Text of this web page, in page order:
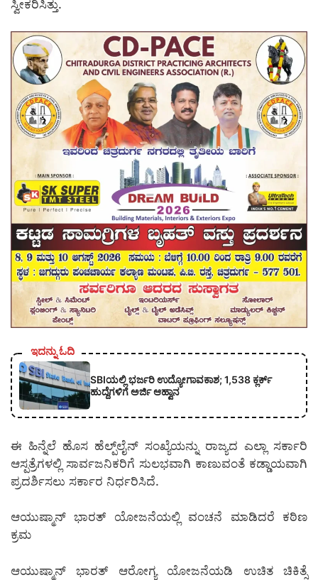
ಸ್ವೀಕರಿಸಿತ್ತು.
ಇದನ್ನು ಓದಿ
SBIಯಲ್ಲಿ ಭರ್ಜರಿ ಉದ್ಯೋಗಾವಕಾಶ; 1,538 ಕ್ಲರ್ಕ್
ಹುದ್ದೆಗಳಿಗೆ ಅರ್ಜಿ ಆಹ್ವಾನ
ಈ ಹಿನ್ನೆಲೆ ಹೊಸ ಹೆಲ್ಪ್‌ಲೈನ್ ಸಂಖ್ಯೆಯನ್ನು ರಾಜ್ಯದ ಎಲ್ಲಾ ಸರ್ಕಾರಿ
ಆಸ್ಪತ್ರೆಗಳಲ್ಲಿ ಸಾರ್ವಜನಿಕರಿಗೆ ಸುಲಭವಾಗಿ ಕಾಣುವಂತೆ ಕಡ್ಡಾಯವಾಗಿ
ಪ್ರದರ್ಶಿಸಲು ಸರ್ಕಾರ ನಿರ್ಧರಿಸಿದೆ.
ಆಯುಷ್ಮಾನ್ ಭಾರತ್ ಯೋಜನೆಯಲ್ಲಿ ವಂಚನೆ ಮಾಡಿದರೆ ಕಠಿಣ
ಕ್ರಮ
ಆಯುಷ್ಮಾನ್ ಭಾರತ್ ಆರೋಗ್ಯ ಯೋಜನೆಯಡಿ ಉಚಿತ ಚಿಕಿತ್ಸೆ